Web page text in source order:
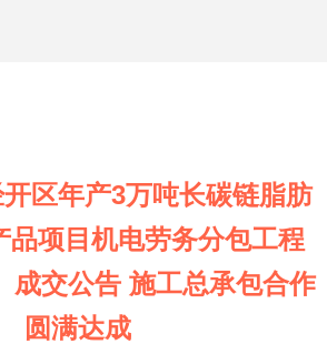
区年产3万吨长碳链脂肪
品项目机电劳务分包工程
成交公告 施工总承包合作
圆满达成